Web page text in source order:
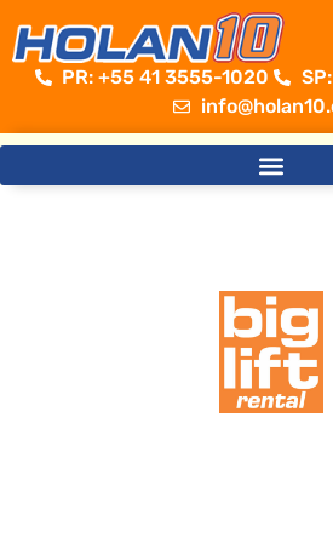
PR: +55 41 3555-1020 ​